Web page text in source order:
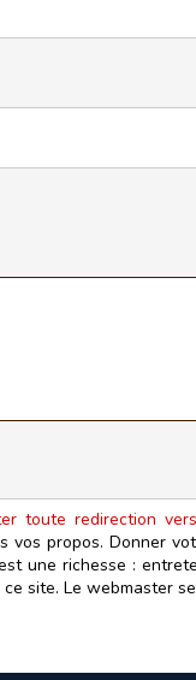
toute redirection
vos propos. Donner
une richesse :
site. Le webmaster